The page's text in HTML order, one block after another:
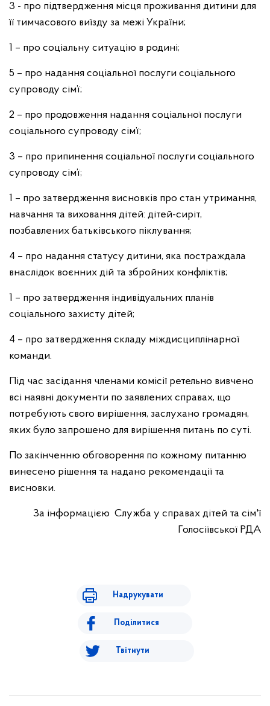
3 - про підтвердження місця проживання дитини для
її тимчасового виїзду за межі України;
1 – про соціальну ситуацію в родині;
5 – про надання соціальної послуги соціального
супроводу сім’ї;
2 – про продовження надання соціальної послуги
соціального супроводу сім’ї;
3 – про припинення соціальної послуги соціального
супроводу сім’ї;
1 – про затвердження висновків про стан утримання,
навчання та виховання дітей: дітей-сиріт,
позбавлених батьківського піклування;
4 – про надання статусу дитини, яка постраждала
внаслідок воєнних дій та збройних конфліктів;
1 – про затвердження індивідуальних планів
соціального захисту дітей;
4 – про затвердження складу міждисциплінарної
команди.
Під час засідання членами комісії ретельно вивчено
всі наявні документи по заявлених справах, що
потребують свого вирішення, заслухано громадян,
яких було запрошено для вирішення питань по суті.
По закінченню обговорення по кожному питанню
винесено рішення та надано рекомендації та
висновки.
За інформацією Служба у справах дітей та сім'ї
Голосіївської РДА
Надрукувати
Поділитися
Твітнути